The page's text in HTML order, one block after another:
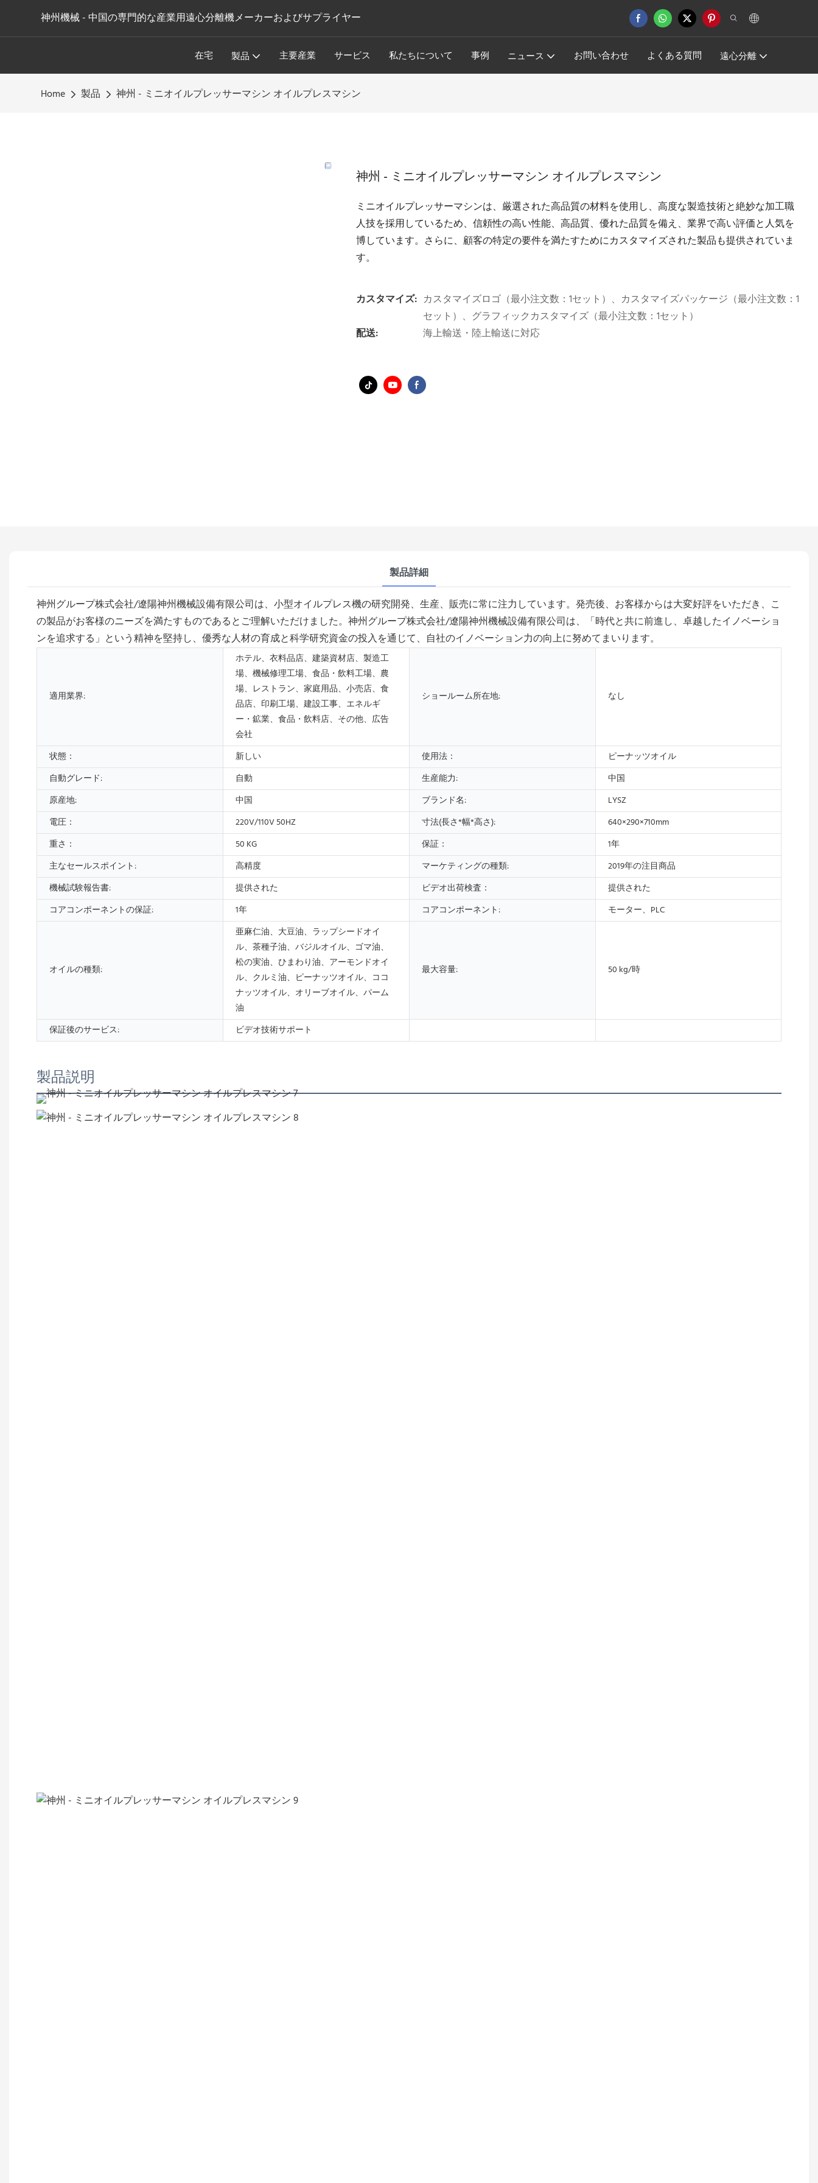
神州機械 - 中国の専門的な産業用遠心分離機メーカーおよびサプライヤー
在宅 製品 主要産業 サービス 私たちについて 事例 ニュース お問い合わせ よくある質問 遠心分離
Home 製品 神州 - ミニオイルプレッサーマシン オイルプレスマシン
神州 - ミニオイルプレッサーマシン オイルプレスマシン
ミニオイルプレッサーマシンは、厳選された高品質の材料を使用し、高度な製造技術と絶妙な加工職
人技を採用しているため、信頼性の高い性能、高品質、優れた品質を備え、業界で高い評価と人気を
博しています。さらに、顧客の特定の要件を満たすためにカスタマイズされた製品も提供されていま
す。
カスタマイズ: カスタマイズロゴ（最小注文数：1セット）、カスタマイズパッケージ（最小注文数：1
セット）、グラフィックカスタマイズ（最小注文数：1セット）
配送:
海上輸送・陸上輸送に対応
製品詳細
神州グループ株式会社/遼陽神州機械設備有限公司は、小型オイルプレス機の研究開発、生産、販売に常に注力しています。発売後、お客様からは大変好評をいただき、こ
の製品がお客様のニーズを満たすものであるとご理解いただけました。神州グループ株式会社/遼陽神州機械設備有限公司は、「時代と共に前進し、卓越したイノベーショ
ンを追求する」という精神を堅持し、優秀な人材の育成と科学研究資金の投入を通じて、自社のイノベーション力の向上に努めてまいります。
適用業界:
ホテル、衣料品店、建築資材店、製造工
場、機械修理工場、食品・飲料工場、農
場、レストラン、家庭用品、小売店、食
品店、印刷工場、建設工事、エネルギ
ー・鉱業、食品・飲料店、その他、広告
会社
ショールーム所在地: なし
状態： 新しい 使用法：
ピーナッツオイル
自動グレード:
自動 生産能力:
中国
原産地:
中国 ブランド名:
LYSZ
電圧：
220V/110V 50HZ 寸法(長さ*幅*高さ):
640×290×710mm
重さ：
50 KG 保証：
1年
主なセールスポイント:
高精度 マーケティングの種類:
2019年の注目商品
機械試験報告書:
提供された ビデオ出荷検査：
提供された
コアコンポーネントの保証:
1年 コアコンポーネント: モーター、PLC
オイルの種類:
亜麻仁油、大豆油、ラップシードオイ
ル、茶種子油、バジルオイル、ゴマ油、
松の実油、ひまわり油、アーモンドオイ
ル、クルミ油、ピーナッツオイル、ココ
ナッツオイル、オリーブオイル、パーム
油
最大容量: 50 kg/時
保証後のサービス: ビデオ技術サポート
製品説明